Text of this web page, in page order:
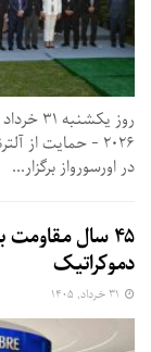
۲۰۲۶ - حمایت از
در اورسورواز برگزار...
۴۵ سال مقاومت
دموکراتیک